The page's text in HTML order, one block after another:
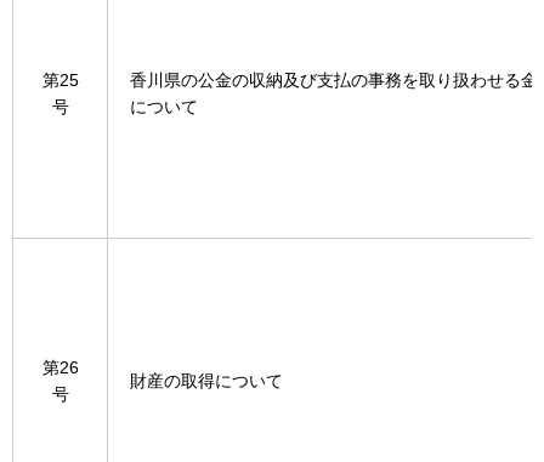
第25
号
香川県の公金の収納及び支払の事務を取り扱わせる金
について
第26
号
財産の取得について